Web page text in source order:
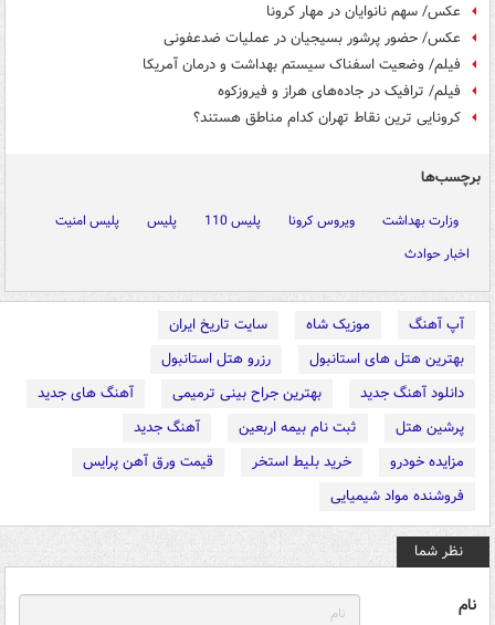
عکس/ سهم نانوایان در مهار کرونا
عکس/ حضور پرشور بسیجیان در عملیات ضدعفونی
فیلم/ وضعیت اسفناک سیستم بهداشت و درمان آمریکا
فیلم/ ترافیک در جاده‌های هراز و فیروزکوه
کرونایی ترین نقاط تهران کدام مناطق هستند؟
برچسب‌ها
وزارت بهداشت ویروس کرونا پلیس 110 پلیس
پلیس امنیت
اخبار حوادث
آپ آهنگ موزیک شاه
سایت تاریخ ایران
بهترین هتل های استانبول
رزرو هتل استانبول
دانلود آهنگ جدید
بهترین جراح بینی ترمیمی
آهنگ های جدید
پرشین هتل
ثبت نام بیمه اربعین
آهنگ جدید
مزایده خودرو
خرید بلیط استخر
قیمت ورق آهن پرایس
فروشنده مواد شیمیایی
نظر شما
نام